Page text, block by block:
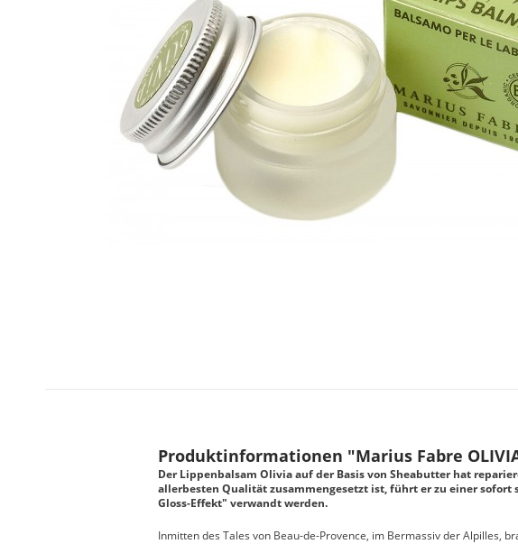
Produktinformationen "Marius Fabre
Der Lippenbalsam Olivia auf der Basis von Sheabutter hat
allerbesten Qualität zusammengesetzt ist, führt er zu einer
Gloss-Effekt" verwandt werden.
Inmitten des Tales von Beau-de-Provence, im Bermassiv der Alpilles,